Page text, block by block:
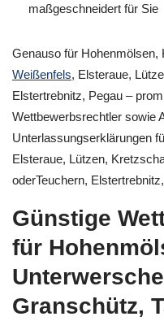
maßgeschneidert für Sie
Genauso für
Weißenfels, Elsteraue,
Elstertrebnitz, Pegau –
Wettbewerbsrechtler sowie
Unterlassungserklärungen
Elsteraue, Lützen,
oderTeuchern,
Günstige
für
Granschütz,